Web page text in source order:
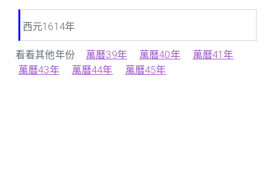
西元1614年
看看其他年份: 萬曆39年 萬曆40年
萬曆41年
萬曆43年
萬曆44年 萬曆45年